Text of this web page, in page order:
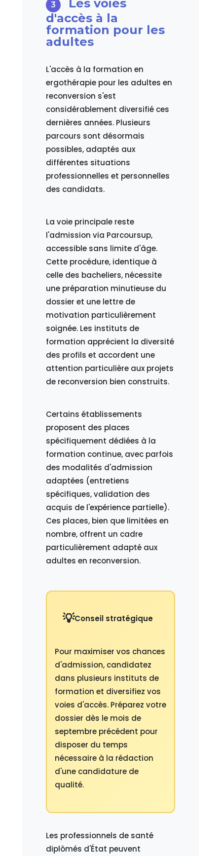
Les voies
d'accès à la
formation pour les
adultes
L'accès à la formation en
ergothérapie pour les adultes en
reconversion s'est
considérablement diversifié ces
dernières années. Plusieurs
parcours sont désormais
possibles, adaptés aux
différentes situations
professionnelles et personnelles
des candidats.
La voie principale reste
l'admission via Parcoursup,
accessible sans limite d'âge.
Cette procédure, identique à
celle des bacheliers, nécessite
une préparation minutieuse du
dossier et une lettre de
motivation particulièrement
soignée. Les instituts de
formation apprécient la diversité
des profils et accordent une
attention particulière aux projets
de reconversion bien construits.
Certains établissements
proposent des places
spécifiquement dédiées à la
formation continue, avec parfois
des modalités d'admission
adaptées (entretiens
spécifiques, validation des
acquis de l'expérience partielle).
Ces places, bien que limitées en
nombre, offrent un cadre
particulièrement adapté aux
adultes en reconversion.
Conseil stratégique
Pour maximiser vos chances
d'admission, candidatez
dans plusieurs instituts de
formation et diversifiez vos
voies d'accès. Préparez votre
dossier dès le mois de
septembre précédent pour
disposer du temps
nécessaire à la rédaction
d'une candidature de
qualité.
Les professionnels de santé
diplômés d'État peuvent